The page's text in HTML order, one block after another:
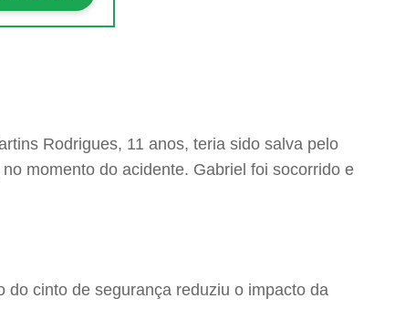
Rodrigues, 11 anos, teria sido salva pelo
momento do acidente. Gabriel foi socorrido e
cinto de segurança reduziu o impacto da